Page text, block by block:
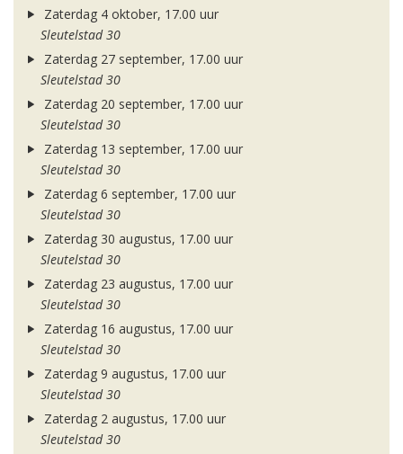
Zaterdag 4 oktober, 17.00 uur
Sleutelstad 30
Zaterdag 27 september, 17.00 uur
Sleutelstad 30
Zaterdag 20 september, 17.00 uur
Sleutelstad 30
Zaterdag 13 september, 17.00 uur
Sleutelstad 30
Zaterdag 6 september, 17.00 uur
Sleutelstad 30
Zaterdag 30 augustus, 17.00 uur
Sleutelstad 30
Zaterdag 23 augustus, 17.00 uur
Sleutelstad 30
Zaterdag 16 augustus, 17.00 uur
Sleutelstad 30
Zaterdag 9 augustus, 17.00 uur
Sleutelstad 30
Zaterdag 2 augustus, 17.00 uur
Sleutelstad 30